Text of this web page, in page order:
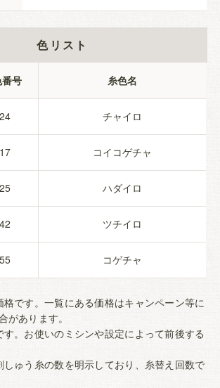
色リスト
号 糸色名
チャイロ
コイコゲチャ
ハダイロ
ツチイロ
コゲチャ
です。一覧にある価格はキャンペーン等に
があります。
。お使いのミシンや設定によって前後する
ゅう糸の数を明示しており、糸替え回数で